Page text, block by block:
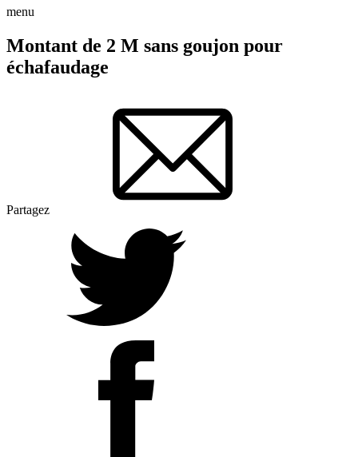
menu
Montant de 2 M sans goujon pour
échafaudage
Partagez